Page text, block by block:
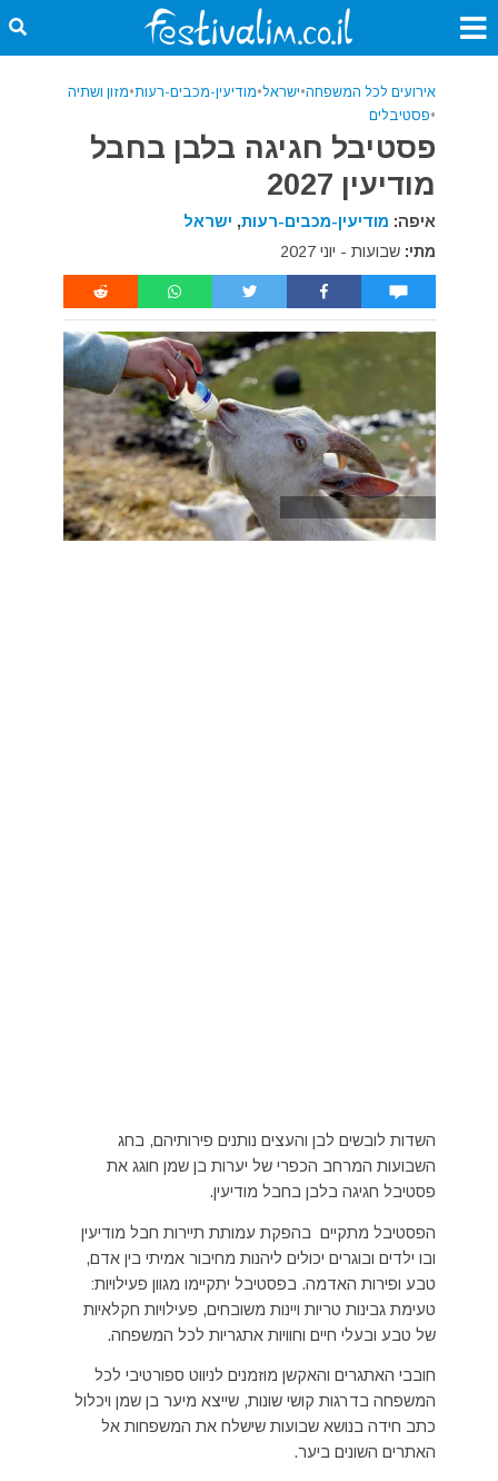
אירועים לכל המשפחה•ישראל•מודיעין-מכבים-רעות•מזון ושתיה
•פסטיבלים
פסטיבל חגיגה בלבן בחבל
מודיעין 2027
איפה: מודיעין-מכבים-רעות, ישראל
מתי:שבועות - יוני 2027
השדות לובשים לבן והעצים נותנים פירותיהם, בחג
השבועות המרחב הכפרי של יערות בן שמן חוגג את
פסטיבל חגיגה בלבן בחבל מודיעין.
הפסטיבל מתקיים בהפקת עמותת תיירות חבל מודיעין
ובו ילדים ובוגרים יכולים ליהנות מחיבור אמיתי בין אדם,
טבע ופירות האדמה. בפסטיבל יתקיימו מגוון פעילויות:
טעימת גבינות טריות ויינות משובחים, פעילויות חקלאיות
של טבע ובעלי חיים וחוויות אתגריות לכל המשפחה.
חובבי האתגרים והאקשן מוזמנים לניווט ספורטיבי לכל
המשפחה בדרגות קושי שונות, שייצא מיער בן שמן ויכלול
כתב חידה בנושאשבועות שישלח את המשפחות אל
האתרים השונים ביער.